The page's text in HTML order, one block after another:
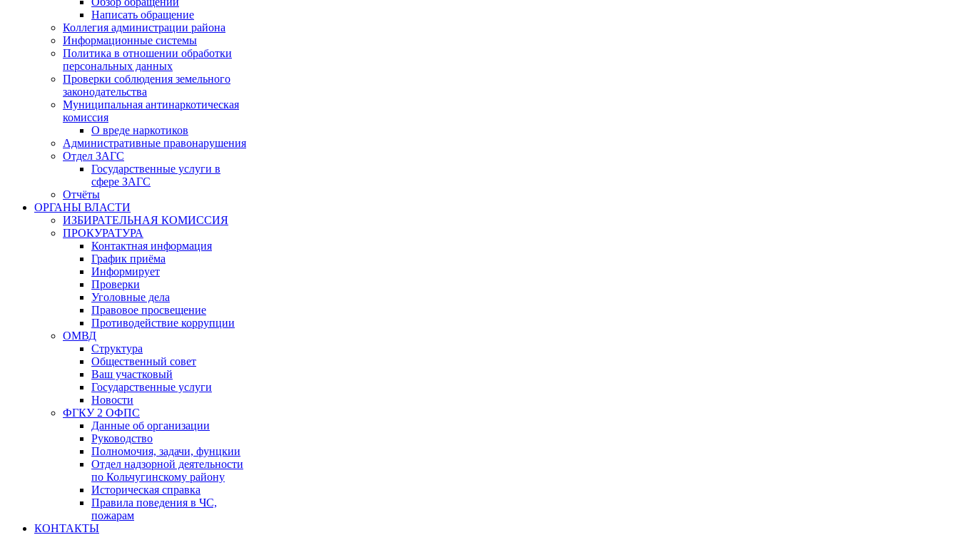
Написать обращение
Коллегия администрации района
Информационные системы
Политика в отношении обработки
персональных данных
Проверки соблюдения земельного
законодательства
Муниципальная антинаркотическая
комиссия
О вреде наркотиков
Административные правонарушения
Отдел ЗАГС
Государственные услуги в
сфере ЗАГС
Отчёты
ОРГАНЫ ВЛАСТИ
ИЗБИРАТЕЛЬНАЯ КОМИССИЯ
ПРОКУРАТУРА
Контактная информация
График приёма
Информирует
Проверки
Уголовные дела
Правовое просвещение
Противодействие коррупции
ОМВД
Структура
Общественный совет
Ваш участковый
Государственные услуги
Новости
ФГКУ 2 ОФПС
Данные об организации
Руководство
Полномочия, задачи, фунцкии
Отдел надзорной деятельности
по Кольчугинскому району
Историческая справка
Правила поведения в ЧС,
пожарам
КОНТАКТЫ